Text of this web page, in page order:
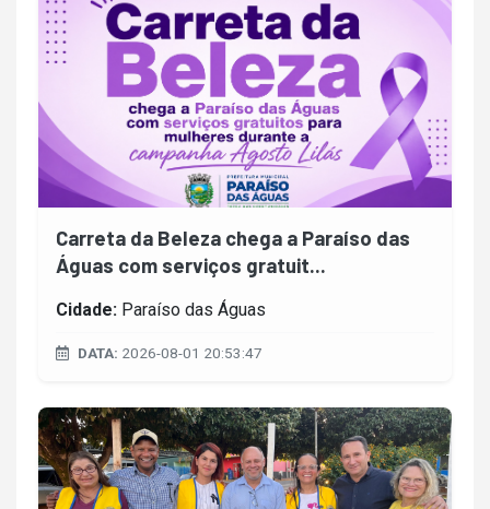
Carreta da Beleza chega a Paraíso das
Águas com serviços gratuit...
Cidade: Paraíso das Águas
DATA: 2026-08-01 20:53:47